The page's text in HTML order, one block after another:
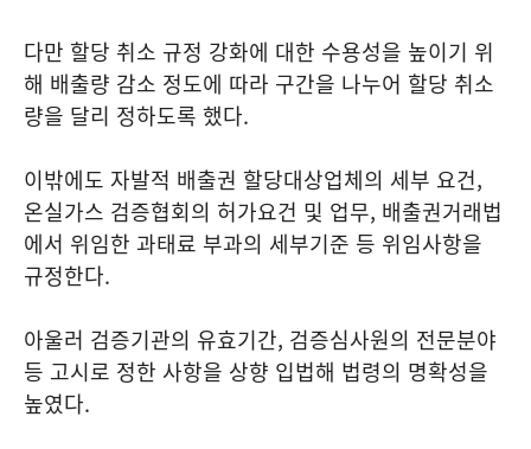
다만 할당 취소 규정 강화에 대한 수용성을 높이기 위
해 배출량 감소 정도에 따라 구간을 나누어 할당 취소
량을 달리 정하도록 했다.
이밖에도 자발적 배출권 할당대상업체의 세부 요건,
온실가스 검증협회의 허가요건 및 업무, 배출권거래법
에서 위임한 과태료 부과의 세부기준 등 위임사항을
규정한다.
아울러 검증기관의 유효기간, 검증심사원의 전문분야
등 고시로 정한 사항을 상향 입법해 법령의 명확성을
높였다.